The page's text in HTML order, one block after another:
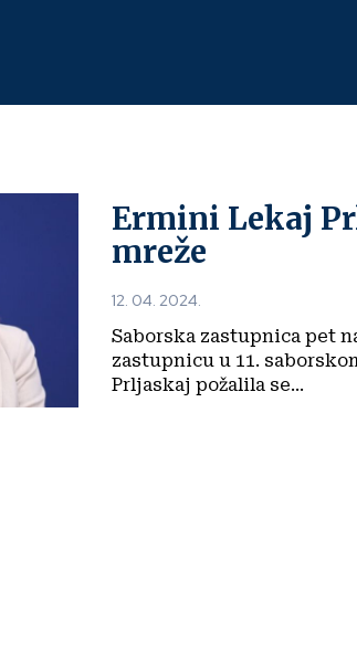
Ermini Lekaj
mreže
12. 04. 2024.
Saborska zastupnica pet
zastupnicu u 11.
Prljaskaj požalila se...